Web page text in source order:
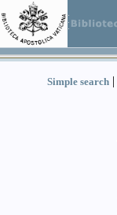
Simple search |